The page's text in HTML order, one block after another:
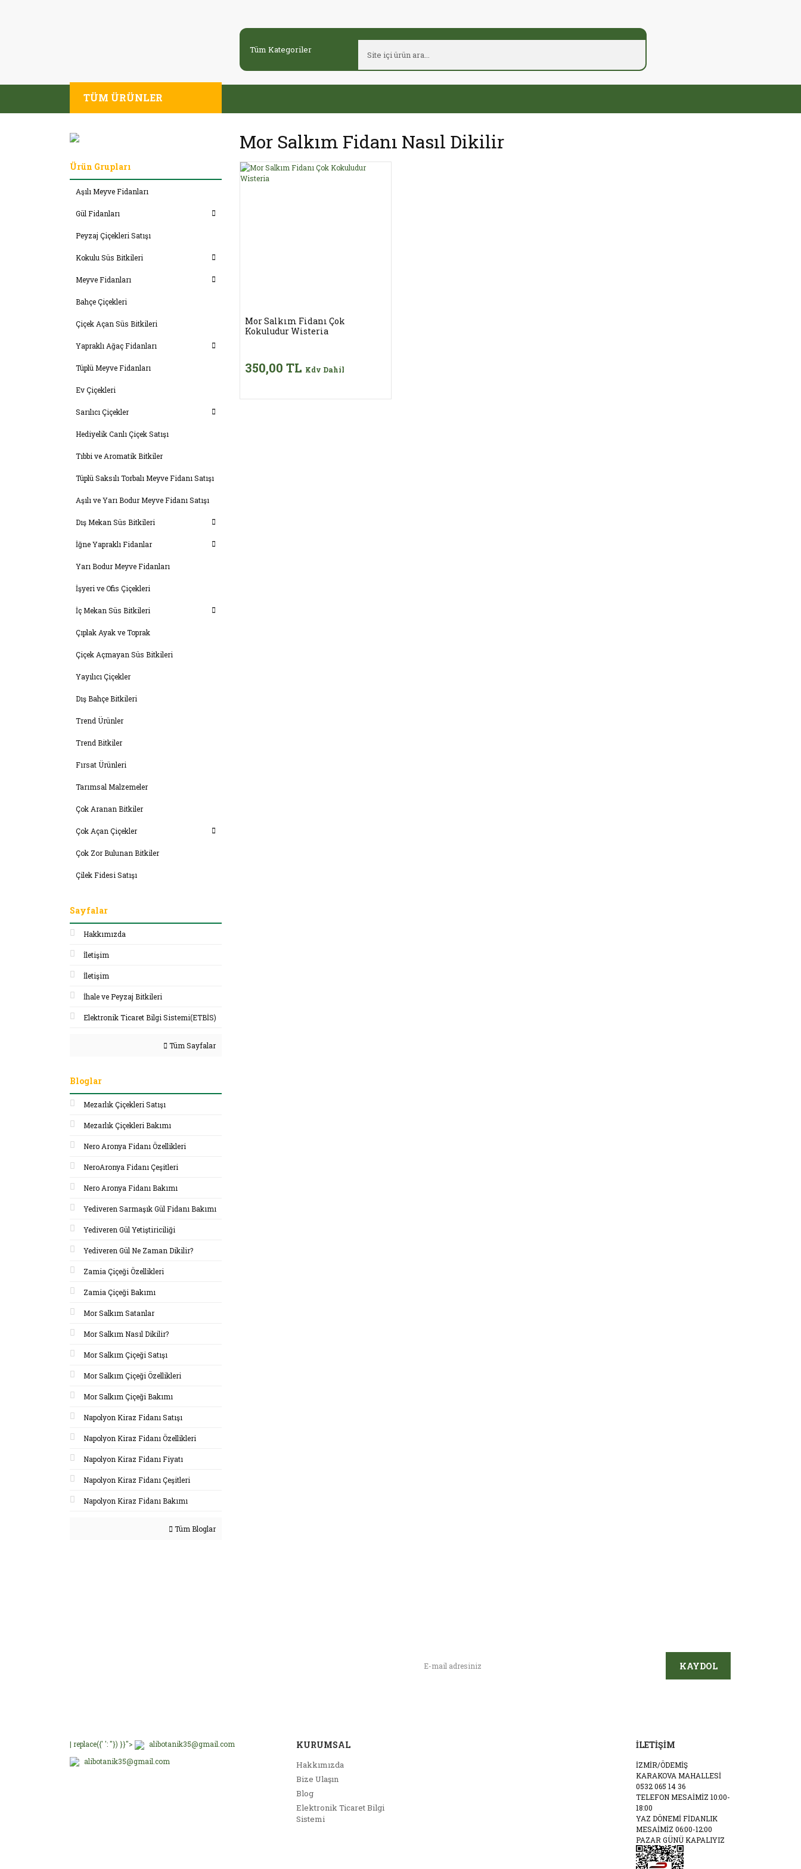
TÜM ÜRÜNLER
Ürün Grupları
Aşılı Meyve Fidanları
Gül Fidanları
Peyzaj Çiçekleri Satışı
Kokulu Süs Bitkileri
Meyve Fidanları
Bahçe Çiçekleri
Çiçek Açan Süs Bitkileri
Yapraklı Ağaç Fidanları
Tüplü Meyve Fidanları
Ev Çiçekleri
Sarılıcı Çiçekler
Hediyelik Canlı Çiçek Satışı
Tıbbi ve Aromatik Bitkiler
Tüplü Saksılı Torbalı Meyve Fidanı Satışı
Aşılı ve Yarı Bodur Meyve Fidanı Satışı
Dış Mekan Süs Bitkileri
İğne Yapraklı Fidanlar
Yarı Bodur Meyve Fidanları
İşyeri ve Ofis Çiçekleri
İç Mekan Süs Bitkileri
Çıplak Ayak ve Toprak
Çiçek Açmayan Süs Bitkileri
Yayılıcı Çiçekler
Dış Bahçe Bitkileri
Trend Ürünler
Trend Bitkiler
Fırsat Ürünleri
Tarımsal Malzemeler
Çok Aranan Bitkiler
Çok Açan Çiçekler
Çok Zor Bulunan Bitkiler
Çilek Fidesi Satışı
Sayfalar
Hakkımızda
İletişim
İletişim
İhale ve Peyzaj Bitkileri
Elektronik Ticaret Bilgi Sistemi(ETBİS)
Tüm Sayfalar
Bloglar
Mezarlık Çiçekleri Satışı
Mezarlık Çiçekleri Bakımı
Nero Aronya Fidanı Özellikleri
NeroAronya Fidanı Çeşitleri
Nero Aronya Fidanı Bakımı
Yediveren Sarmaşık Gül Fidanı Bakımı
Yediveren Gül Yetiştiriciliği
Yediveren Gül Ne Zaman Dikilir?
Zamia Çiçeği Özellikleri
Zamia Çiçeği Bakımı
Mor Salkım Satanlar
Mor Salkım Nasıl Dikilir?
Mor Salkım Çiçeği Satışı
Mor Salkım Çiçeği Özellikleri
Mor Salkım Çiçeği Bakımı
Napolyon Kiraz Fidanı Satışı
Napolyon Kiraz Fidanı Özellikleri
Napolyon Kiraz Fidanı Fiyatı
Napolyon Kiraz Fidanı Çeşitleri
Napolyon Kiraz Fidanı Bakımı
Tüm Bloglar
Mor Salkım Fidanı Nasıl Dikilir
Mor Salkım Fidanı Çok
Kokuludur Wisteria
350,00 TL Kdv Dahil
KAYDOL
| replace({' ': ''}) }}">
alibotanik35@gmail.com
alibotanik35@gmail.com
KURUMSAL
Hakkımızda
Bize Ulaşın
Blog
Elektronik Ticaret Bilgi
Sistemi
İLETİŞİM
İZMİR/ÖDEMİŞ
KARAKOVA MAHALLESİ
0532 065 14 36
TELEFON MESAİMİZ 10:00-
18:00
YAZ DÖNEMİ FİDANLIK
MESAİMİZ 06:00-12:00
PAZAR GÜNÜ KAPALIYIZ